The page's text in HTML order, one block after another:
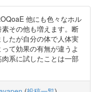
他にも色々なホル
その他も増えます。断
たが自分の体で人体実
て効果の有無が違うよ
系に試したことは一部